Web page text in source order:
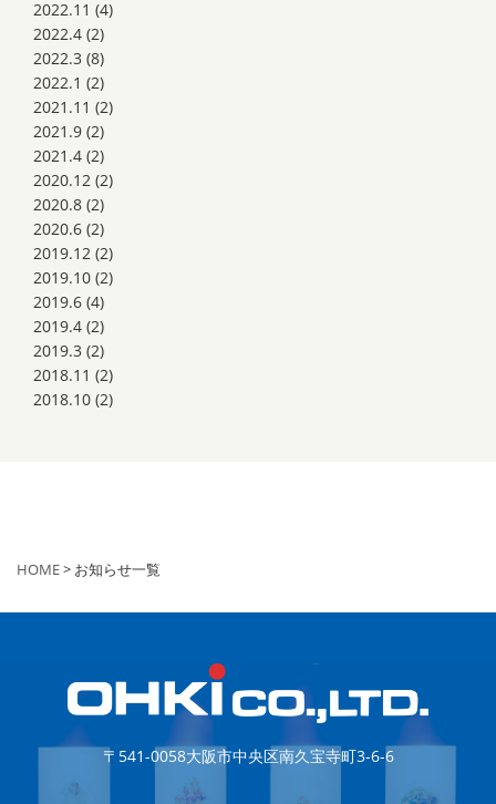
2022.11 (4)
2022.4 (2)
2022.3 (8)
2022.1 (2)
2021.11 (2)
2021.9 (2)
2021.4 (2)
2020.12 (2)
2020.8 (2)
2020.6 (2)
2019.12 (2)
2019.10 (2)
2019.6 (4)
2019.4 (2)
2019.3 (2)
2018.11 (2)
2018.10 (2)
HOME> お知らせ一覧
〒541-0058大阪市中央区南久宝寺町3-6-6